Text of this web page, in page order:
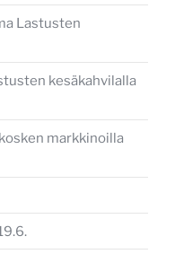
Lastusten
kesäkahvilalla
markkinoilla